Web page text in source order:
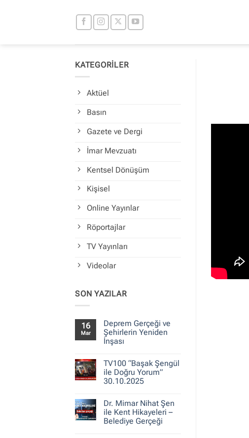
KATEGORİLER
Aktüel
Basın
Gazete ve Dergi
İmar Mevzuatı
Kentsel Dönüşüm
Kişisel
Online Yayınlar
Röportajlar
TV Yayınları
Videolar
SON YAZILAR
16
Mar
Deprem Gerçeği ve
Şehirlerin Yeniden
İnşası
Deprem
Gerçeği
ve
Şehirlerin
TV100 “Başak Şengül
ile Doğru Yorum”
30.10.2025
TV100
“Başak
Şengül
ile
Dr. Mimar Nihat Şen
ile Kent Hikayeleri –
Belediye Gerçeği